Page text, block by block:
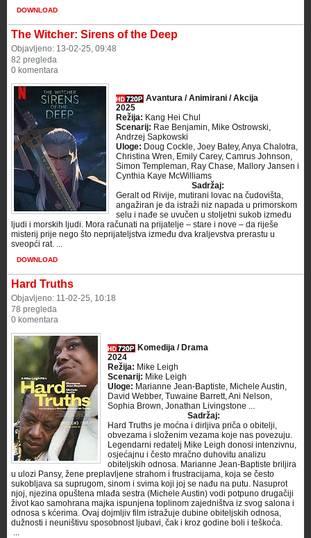
DOWNLOAD
The Witcher: Sirens of the Deep
Objavljeno: 13-02-25, 09:48
82 pregleda
0 komentara
Avantura / Animirani / Akcija
2025
Režija: Kang Hei Chul
Scenarij: Rae Benjamin, Mike Ostrowski,
Andrzej Sapkowski
Uloge: Doug Cockle, Joey Batey, Anya Chalotra,
Christina Wren, Emily Carey, Camrus Johnson,
Simon Templeman, Ray Chase, Mallory Jansen i
Cynthia Kaye McWilliams
Sadržaj:
Geralt od Rivije, mutirani lovac na čudovišta,
angažiran je da istraži niz napada u primorskom
selu i nađe se uvučen u stoljetni sukob između
ljudi i morskih ljudi. Mora računati na prijatelje – stare i nove – da riješe
misterij prije nego što neprijateljstva između dva kraljevstva prerastu u
sveopći rat. ...
DOWNLOAD
Hard Truths
Objavljeno: 11-02-25, 10:18
78 pregleda
0 komentara
Komedija / Drama
2024
Režija: Mike Leigh
Scenarij: Mike Leigh
Uloge: Marianne Jean-Baptiste, Michele Austin,
David Webber, Tuwaine Barrett, Ani Nelson,
Sophia Brown, Jonathan Livingstone ...
Sadržaj:
Hard Truths je moćna i dirljiva priča o obitelji,
obvezama i složenim vezama koje nas povezuju.
Legendarni redatelj Mike Leigh donosi intenzivnu,
osjećajnu i često mračno duhovitu analizu
obiteljskih odnosa. Marianne Jean-Baptiste briljira
u ulozi Pansy, žene preplavljene strahom i frustracijama, koja se često
sukobljava sa suprugom, sinom i svima koji joj se nađu na putu. Nasuprot
njoj, njezina opuštena mlađa sestra (Michele Austin) vodi potpuno drugačiji
život kao samohrana majka ispunjena toplinom zajedništva iz svog salona i
odnosa s kćerima. Ovaj dojmljiv film istražuje dubine obiteljskih odnosa,
dužnosti i neuništivu sposobnost ljubavi, čak i kroz godine boli i teškoća.
​ ...